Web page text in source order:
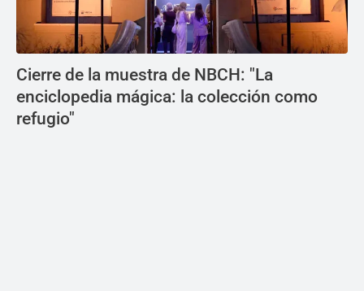
Cierre de la muestra de NBCH: "La
enciclopedia mágica: la colección como
refugio"